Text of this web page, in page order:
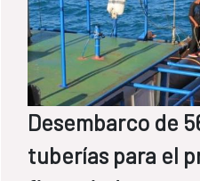
Desembarco de
tuberías para el